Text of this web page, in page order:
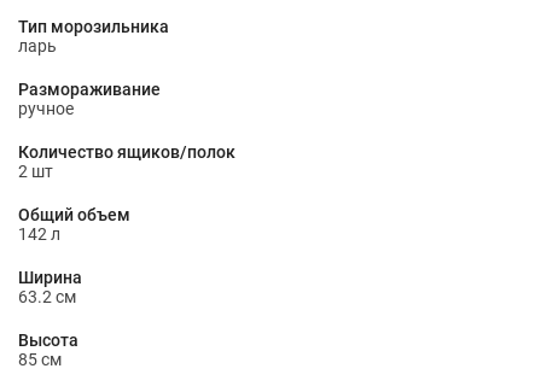
Тип морозильника
ларь
Размораживание
ручное
Количество ящиков/полок
2 шт
Общий объем
142 л
Ширина
63.2 см
Высота
85 см